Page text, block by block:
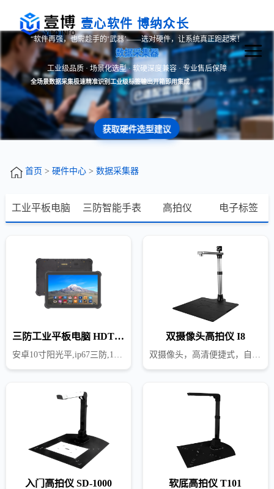
壹心软件 博纳众长
“软件再强，也需趁手的‘武器’——选对硬件，让系统真正跑起来！
数据采集器
工业级品质 · 场景化选型 · 软硬深度兼容 · 专业售后保障
全场景数据采集极速精准识别工业级标签输出开箱即用集成
获取硬件选型建议
首页 > 硬件中心> 数据采集器
工业平板电脑 三防智能手表 高拍仪 电子标签
三防工业平板电脑 HDT1000 双摄像头高拍仪 I8
入门高拍仪 SD-1000 软底高拍仪 T101